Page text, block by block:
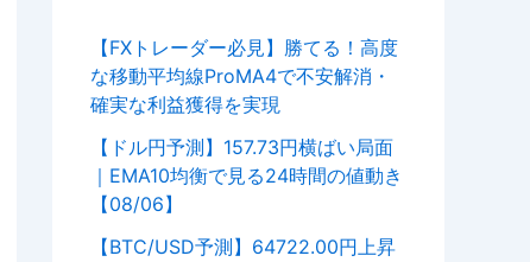
【FXトレーダー必見】勝てる！高度
な移動平均線ProMA4で不安解消・
確実な利益獲得を実現
【ドル円予測】157.73円横ばい局面
｜EMA10均衡で見る24時間の値動き
【08/06】
【BTC/USD予測】64722.00円上昇